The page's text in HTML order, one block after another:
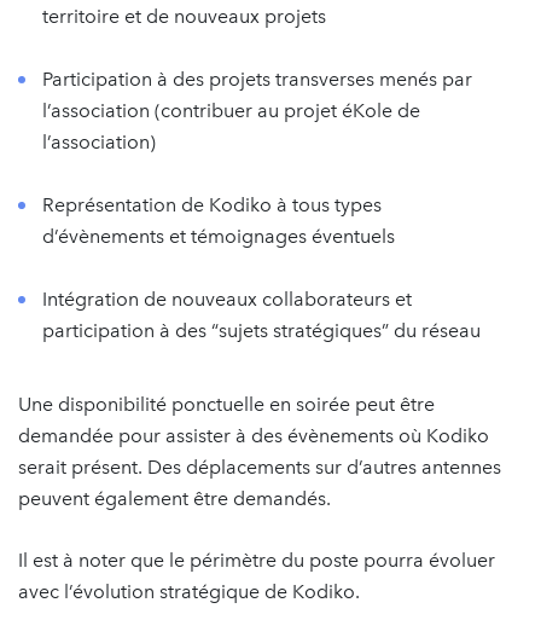
territoire et de nouveaux projets
Participation à des projets transverses menés par
l’association (contribuer au projet éKole de
l’association)
Représentation de Kodiko à tous types
d’évènements et témoignages éventuels
Intégration de nouveaux collaborateurs et
participation à des “sujets stratégiques” du réseau
Une disponibilité ponctuelle en soirée peut être
demandée pour assister à des évènements où Kodiko
serait présent. Des déplacements sur d’autres antennes
peuvent également être demandés.
Il est à noter que le périmètre du poste pourra évoluer
avec l’évolution stratégique de Kodiko.